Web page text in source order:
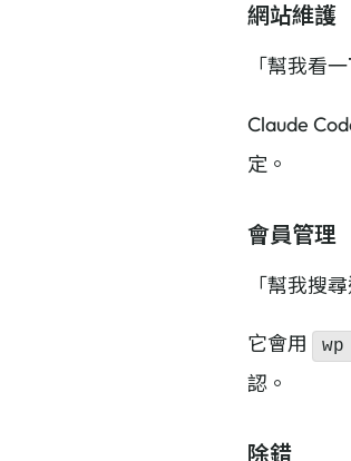
網站維護
「幫我看
Claude
定。
會員管理
「幫我搜
它會用
認。
除錯